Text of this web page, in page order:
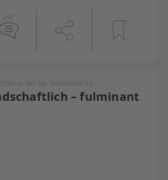
242
– fulminant
Und Die SchLANGEWEILE